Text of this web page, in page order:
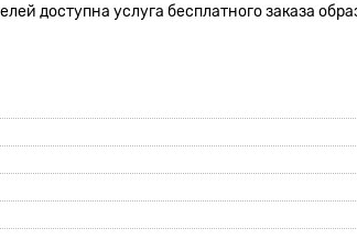
доступна услуга бесплатного заказа